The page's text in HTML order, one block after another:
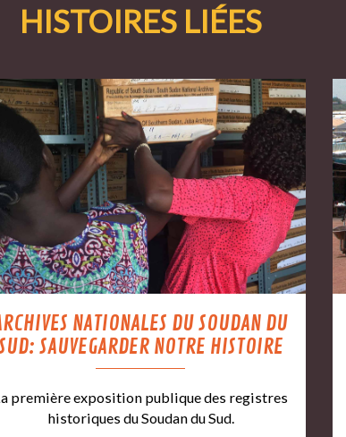
HISTOIRES LIÉES
NATIONALES DU SOUDAN DU
SAUVEGARDER NOTRE HISTOIRE
première exposition publique des registres
historiques du Soudan du Sud.